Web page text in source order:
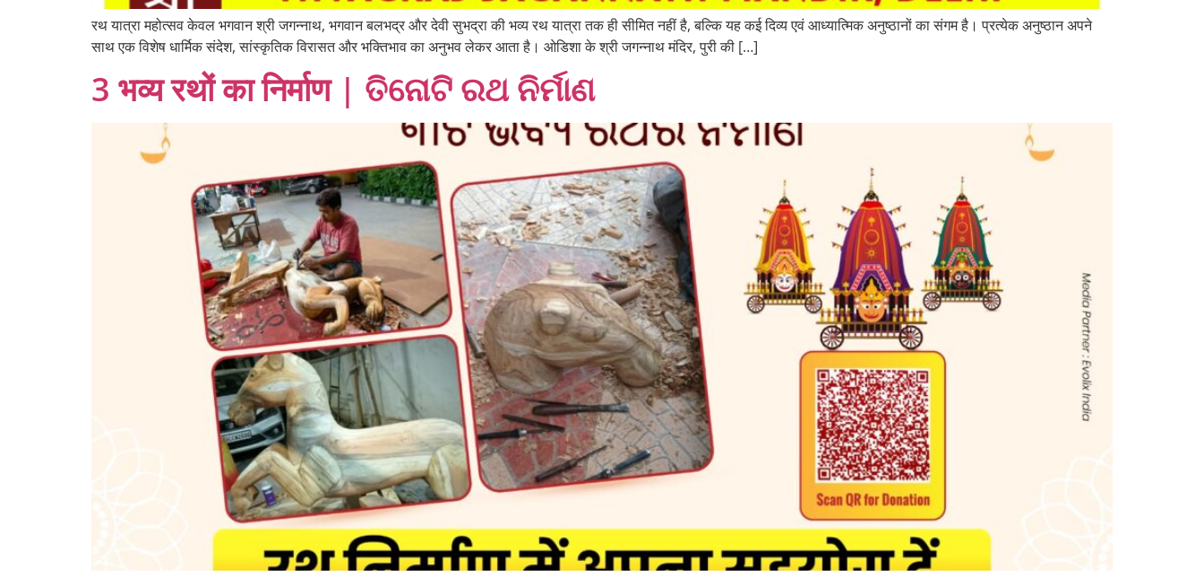
रथ यात्रा महोत्सव केवल भगवान श्री जगन्नाथ, भगवान बलभद्र और देवी सुभद्रा की भव्य रथ यात्रा तक ही सीमित नहीं है, बल्कि यह कई दिव्य एवं आध्यात्मिक अनुष्ठानों का संगम है। प्रत्येक अनुष्ठान अपने
साथ एक विशेष धार्मिक संदेश, सांस्कृतिक विरासत और भक्तिभाव का अनुभव लेकर आता है। ओडिशा के श्री जगन्नाथ मंदिर, पुरी की […]
3 भव्य रथों का निर्माण | ତିନୋଟି ରଥ ନିର୍ମାଣ